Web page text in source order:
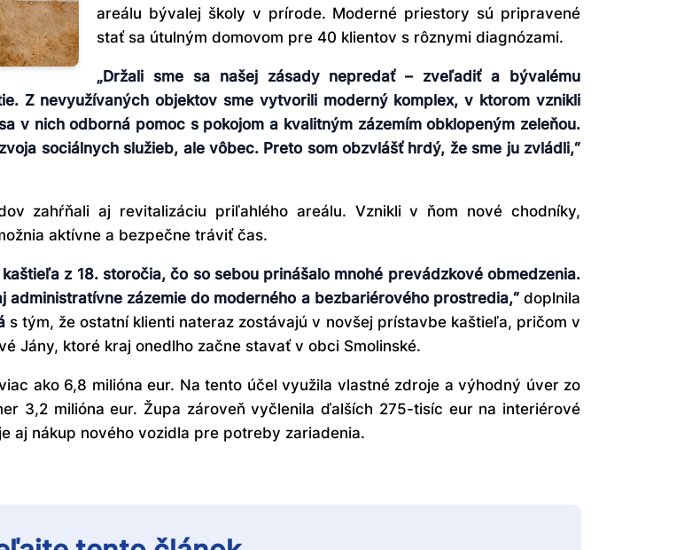
areálu bývalej školy v prírode. Moderné priestory sú pripravené
stať sa útulným domovom pre 40 klientov s rôznymi diagnózami.
„Držali sme sa našej zásady nepredať – zveľadiť a bývalému
Z nevyužívaných objektov sme vytvorili moderný komplex, v ktorom vznikli
v nich odborná pomoc s pokojom a kvalitným zázemím obklopeným zeleňou.
sociálnych služieb, ale vôbec. Preto som obzvlášť hrdý, že sme ju zvládli,“
zahŕňali aj revitalizáciu priľahlého areálu. Vznikli v ňom nové chodníky,
aktívne a bezpečne tráviť čas.
z 18. storočia, čo so sebou prinášalo mnohé prevádzkové obmedzenia.
zázemie do moderného a bezbariérového prostredia,“doplnila
s tým, že ostatní klienti nateraz zostávajú v novšej prístavbe kaštieľa, pričom v
Jány, ktoré kraj onedlho začne stavať v obci Smolinské.
ako 6,8 milióna eur. Na tento účel využila vlastné zdroje a výhodný úver zo
3,2 milióna eur. Župa zároveň vyčlenila ďalších 275-tisíc eur na interiérové
aj nákup nového vozidla pre potreby zariadenia.